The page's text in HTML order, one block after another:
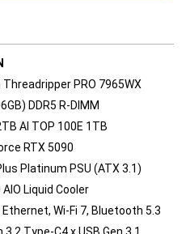
Threadripper PRO 7965WX
DDR5 R-DIMM
AI TOP 100E 1TB
RTX 5090
Platinum PSU (ATX 3.1)
AIO Liquid Cooler
Ethernet, Wi-Fi 7, Bluetooth 5.3
3.2 Type-C4 x USB Gen 3.1